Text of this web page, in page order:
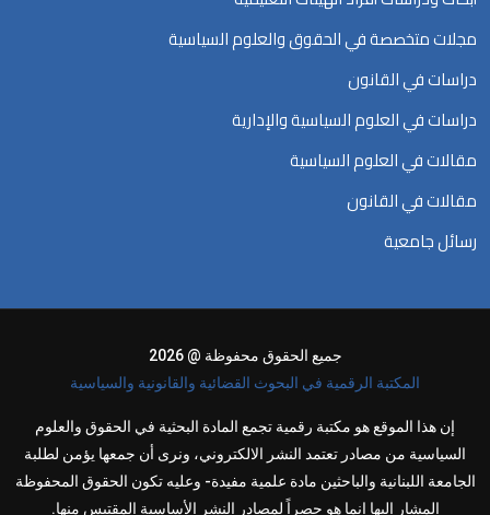
مجلات متخصصة في الحقوق والعلوم السياسية
دراسات في القانون
دراسات في العلوم السياسية والإدارية
مقالات في العلوم السياسية
مقالات في القانون
رسائل جامعية
جميع الحقوق محفوظة @ 2026
المكتبة الرقمية في البحوث القضائية والقانونية والسياسية
إن هذا الموقع هو مكتبة رقمية تجمع المادة البحثية في الحقوق والعلوم
السياسية من مصادر تعتمد النشر الالكتروني، ونرى أن جمعها يؤمن لطلبة
الجامعة اللبنانية والباحثين مادة علمية مفيدة- وعليه تكون الحقوق المحفوظة
المشار إليها إنما هو حصراً لمصادر النشر الأساسية المقتبس منها.